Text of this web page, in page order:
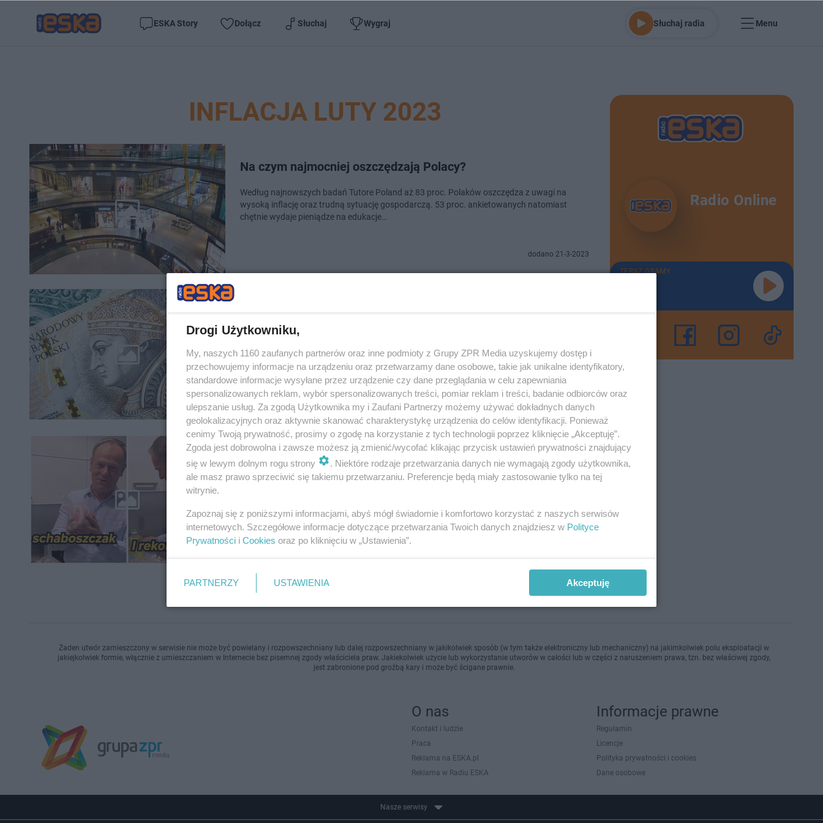
ESKA Story Dołącz Słuchaj Wygraj Słuchaj radia Menu
INFLACJA LUTY 2023
Na czym najmocniej oszczędzają Polacy?
Według najnowszych badań Tutore Poland aż 83 proc. Polaków oszczędza z uwagi na
wysoką inflację oraz trudną sytuację gospodarczą. 53 proc. ankietowanych natomiast
chętnie wydaje pieniądze na edukacje…
dodano 21-3-2023
Luty wyznaczył szczyt inflacji w obecnym cyklu. Od marca zobaczymy spowolnienie
wzrostu cen, ocenił główny ekonomista PKO BP Piotr Bujak. - Na koniec roku, bardzo
prawdopodobne, że inflacja będzie je…
dodano 16-3-2023
Donald Tusk porównuje ceny za PO i PiS. „Mój ukochany
schaboszczak za prawie 21 zł!”
nawiązał do danych GUS o rekordow…
Radio Online
TERAZ GRAMY
Żaden utwór zamieszczony w serwisie nie może być powielany i rozpowszechniany lub dalej rozpowszechniany w jakikolwiek sposób (w tym także elektroniczny lub mechaniczny) na jakimkolwiek polu eksploatacji w
jakiejkolwiek formie, włącznie z umieszczaniem w Internecie bez pisemnej zgody właściciela praw. Jakiekolwiek użycie lub wykorzystanie utworów w całości lub w części z naruszeniem prawa, tzn. bez właściwej zgody,
jest zabronione pod groźbą kary i może być ścigane prawnie.
O nas
Kontakt i ludzie
Praca
Reklama na ESKA.pl
Reklama w Radiu ESKA
Informacje prawne
Regulamin
Licencje
Polityka prywatności i cookies
Dane osobowe
Nasze serwisy
Drogi Użytkowniku,
My, naszych 1160 zaufanych partnerów oraz inne podmioty z Grupy ZPR Media uzyskujemy dostęp i
przechowujemy informacje na urządzeniu oraz przetwarzamy dane osobowe, takie jak unikalne identyfikatory,
standardowe informacje wysyłane przez urządzenie czy dane przeglądania w celu zapewniania
spersonalizowanych reklam, wybór spersonalizowanych treści, pomiar reklam i treści, badanie odbiorców oraz
ulepszanie usług. Za zgodą Użytkownika my i Zaufani Partnerzy możemy używać dokładnych danych
geolokalizacyjnych oraz aktywnie skanować charakterystykę urządzenia do celów identyfikacji. Ponieważ
cenimy Twoją prywatność, prosimy o zgodę na korzystanie z tych technologii poprzez kliknięcie „Akceptuję”.
Zgoda jest dobrowolna i zawsze możesz ją zmienić/wycofać klikając przycisk ustawień prywatności znajdujący
się w lewym dolnym rogu strony
. Niektóre rodzaje przetwarzania danych nie wymagają zgody użytkownika,
ale masz prawo sprzeciwić się takiemu przetwarzaniu. Preferencje będą miały zastosowanie tylko na tej
witrynie.
Zapoznaj się z poniższymi informacjami, abyś mógł świadomie i komfortowo korzystać z naszych serwisów
internetowych. Szczegółowe informacje dotyczące przetwarzania Twoich danych znajdziesz w Polityce
Prywatności i Cookies oraz po kliknięciu w „Ustawienia”.
PARTNERZY USTAWIENIA Akceptuję